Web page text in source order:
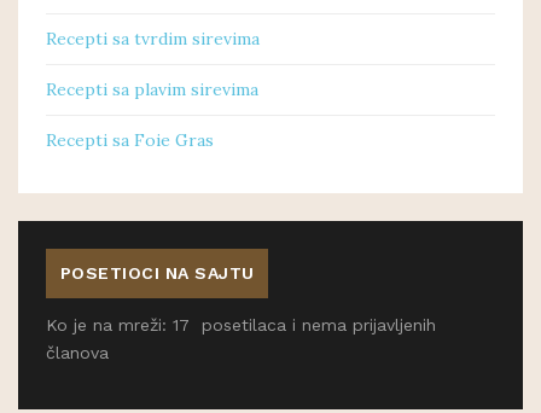
Recepti sa tvrdim sirevima
Recepti sa plavim sirevima
Recepti sa Foie Gras
POSETIOCI NA SAJTU
Ko je na mreži: 17 posetilaca i nema prijavljenih
članova